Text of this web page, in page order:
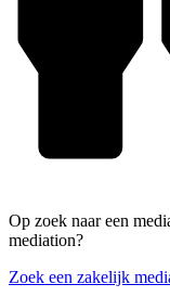
Op zoek naar een
mediation?
Zoek een zakelijk